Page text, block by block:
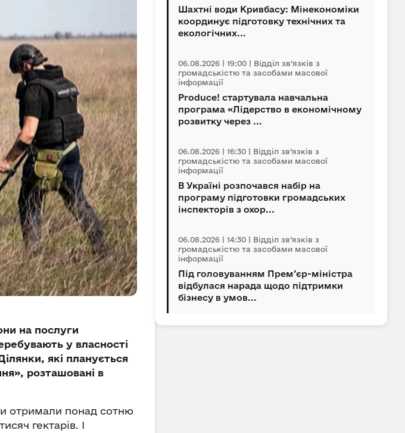
на послуги
у власності
які планується
розташовані в
отримали понад сотню
гектарів. І
Шахтні води Кривбасу: Мінекономіки
координує підготовку технічних та
екологічних...
06.08.2026 | 19:00 | Відділ зв’язків з
громадськістю та засобами масової
інформації
Produce! стартувала навчальна
програма «Лідерство в економічному
розвитку через ...
06.08.2026 | 16:30 | Відділ зв’язків з
громадськістю та засобами масової
інформації
В Україні розпочався набір на
програму підготовки громадських
інспекторів з охор...
06.08.2026 | 14:30 | Відділ зв’язків з
громадськістю та засобами масової
інформації
Під головуванням Прем’єр-міністра
відбулася нарада щодо підтримки
бізнесу в умов...